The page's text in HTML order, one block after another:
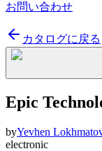
お問い合わせ
カタログに戻る
Epic
byYevhen
electronic